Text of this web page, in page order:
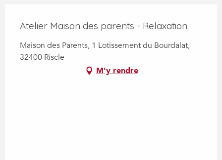
Atelier Maison des parents - Relaxation
Maison des Parents, 1 Lotissement du Bourdalat,
32400 Riscle
M'y rendre